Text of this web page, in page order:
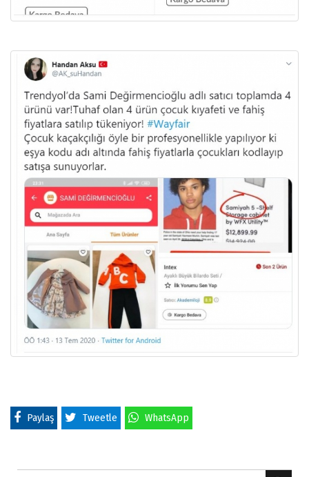
Paylaş Tweetle WhatsApp